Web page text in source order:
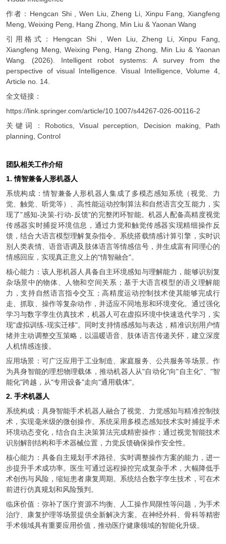
作者：Hengcan Shi , Wen Liu, Zheng Li, Xinpu Fang, Xiangfeng
Meng, Weixing Peng, Hang Zhong, Min Liu & Yaonan Wang
引用格式：Hengcan Shi , Wen Liu, Zheng Li, Xinpu Fang,
Xiangfeng Meng, Weixing Peng, Hang Zhong, Min Liu & Yaonan
Wang. (2026). Intelligent robot systems: A survey from the
perspective of visual Intelligence. Visual Intelligence, Volume 4,
Article no. 14.
全文链接：
https://link.springer.com/article/10.1007/s44267-026-00116-2
关键词：Robotics, Visual perception, Decision making, Path
planning, Control
团队相关工作介绍
1. 情智兼备人形机器人
系统构成：情智兼备人形机器人集成了多模态感知系统（视觉、力
觉、触觉、听觉等）、高性能运动控制算法和自然语言交互能力，实
现了"感知-决策-行动-反馈"的完整闭环智能。机器人配备高精度视觉
传感器实时捕捉环境信息，通过力觉和触觉传感器实现精细操作反
馈，结合大语言模型理解复杂指令。系统搭载情感计算引擎，实时识
别人类表情、语音语调及肢体语言等情感信号，并生成富有同理心的
情感回应，实现真正意义上的"情智融合"。
核心能力：该人形机器人具备自主环境感知与理解能力，能够识别复
杂场景中的物体、人物和空间关系；基于大语言模型的语义理解能
力，支持自然语言指令交互；高精度运动控制技术使其能够完成行
走、抓取、操作等复杂动作，并适应不同地形和环境变化。通过强化
学习与数字孪生仿真技术，机器人可在虚拟环境中快速迭代学习，实
现"虚拟训练-现实迁移"。同时支持情感感知与表达，精准识别用户情
绪并主动调整交互策略，以温暖语音、肢体语言传递关怀，建立深度
人机情感连接。
应用场景：可广泛应用于工业制造、家庭服务、公共服务等场景。作
为具身智能的理想物理载体，推动机器人从"自动化"向"自主化"、"智
能化"跨越，从"专用设备"走向"通用载体"。
2. 手术机器人
系统构成：具身智能手术机器人融合了视觉、力觉感知与精准控制技
术，实现毫米级的微创操作。系统采用多模态感知技术实时捕捉手术
环境动态变化，结合自主决策算法完成精密操作；通过视觉智能技术
识别解剖结构和手术器械位置，力觉反馈确保操作安全性。
核心能力：具备自主规划手术路径、实时调整操作方案的能力，进一
步提升手术成功率。医生可通过远程操控完成复杂手术，大幅降低手
术创伤与风险，缩短患者康复周期。系统结合数字孪生技术，可在术
前进行仿真规划和风险预判。
临床价值：弥补了医疗资源不均衡、人工操作局限性等问题，为手术
治疗、康复护理等场景提供全新解决方案。在神经外科、骨科等精密
手术领域具有重要应用价值，推动医疗健康领域的智能化升级。